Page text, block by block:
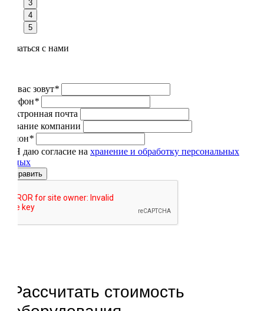
3
4
5
Связаться с нами
Как вас зовут*
Телефон*
Электронная почта
Название компании
Регион*
Я даю согласие на хранение и обработку персональных
данных
Отправить
Рассчитать стоимость